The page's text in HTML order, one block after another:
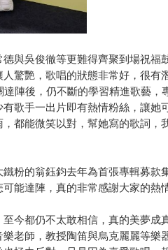
與吳俊徹等更難得齊聚到場祝福
驚艷，歌唱的狀態非常好，很有
陣後，仍不斷的學習精進歌藝，
歌手一出片即有熱情粉絲，讓她
都能微笑以對，幫她寫的歌詞，
粉的翁鈺鈞去年為首張專輯募款
能達陣，真的非常感謝大家的熱
今都仍不太敢相信，真的美夢成
老師，教授陶笛與烏克麗麗等樂